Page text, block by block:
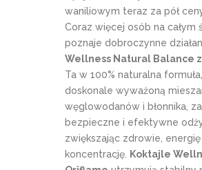
waniliowym teraz za pół
Coraz więcej osób na całym
poznaje dobroczynne
Wellness Natural Balance
Ta w 100% naturalna
doskonale wyważoną
węglowodanów i błonnika,
bezpieczne i efektywne
zwiększając zdrowie, energię
koncentrację.
Koktajle